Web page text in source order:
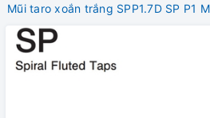
Mũi taro xoắn trắng SPP1.7D SP P1